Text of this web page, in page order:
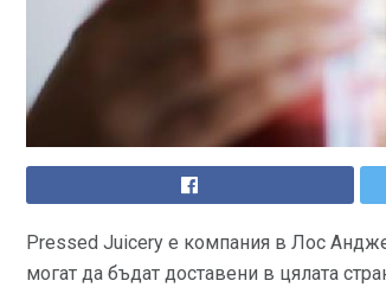
Pressed Juicery е компания в Лос
могат да бъдат доставени в цялата